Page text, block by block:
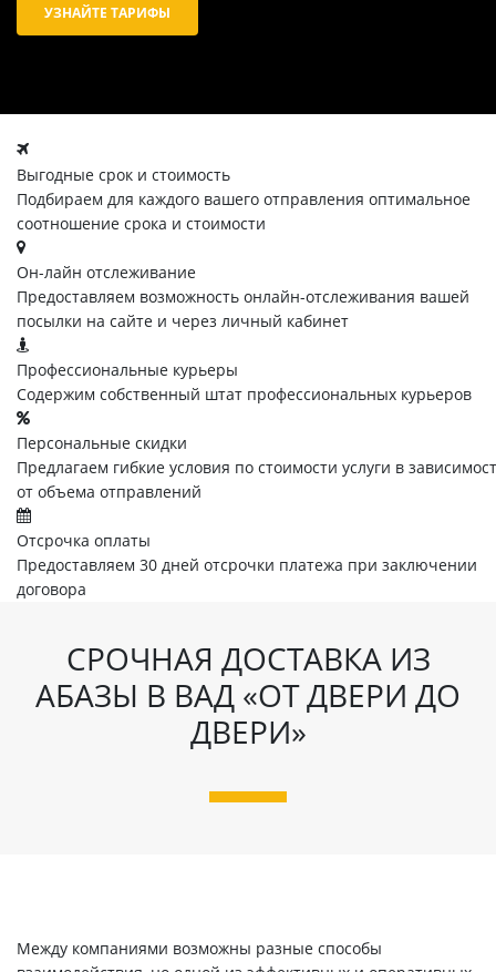
УЗНАЙТЕ ТАРИФЫ
Выгодные срок и стоимость
Подбираем для каждого вашего отправления оптимальное
соотношение срока и стоимости
Он-лайн отслеживание
Предоставляем возможность онлайн-отслеживания вашей
посылки на сайте и через личный кабинет
Профессиональные курьеры
Содержим собственный штат профессиональных курьеров
Персональные скидки
Предлагаем гибкие условия по стоимости услуги в
от объема отправлений
Отсрочка оплаты
Предоставляем 30 дней отсрочки платежа при заключении
договора
СРОЧНАЯ ДОСТАВКА ИЗ
АБАЗЫ В ВАД «ОТ ДВЕРИ ДО
ДВЕРИ»
Между компаниями возможны разные способы